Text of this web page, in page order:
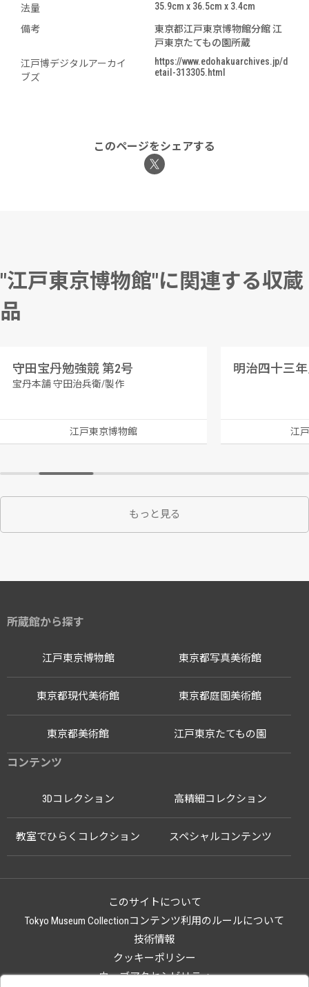
法量
35.9cm x 36.5cm x 3.4cm
備考
東京都江戸東京博物館分館 江
戸東京たてもの園所蔵
江戸博デジタルアーカイ
ブズ
https://www.edohakuarchives.jp/d
etail-313305.html
このページをシェアする
"江戸東京博物館"に関連する収蔵
品
守田宝丹勉強競 第2号
宝丹本舗 守田治兵衛/製作
江戸東京博物館
明治四十三
江
もっと見る
所蔵館から探す
江戸東京博物館
江戸東京たてもの園
東京都写真美術館
東京都現代美術館 東京都庭園美術館
東京都美術館
コンテンツ
3Dコレクション 高精細コレクション
教室でひらくコレクション スペシャルコンテンツ
このサイトについて
Tokyo Museum Collectionコンテンツ利用のルールについて
技術情報
クッキーポリシー
ウェブアクセシビリティ